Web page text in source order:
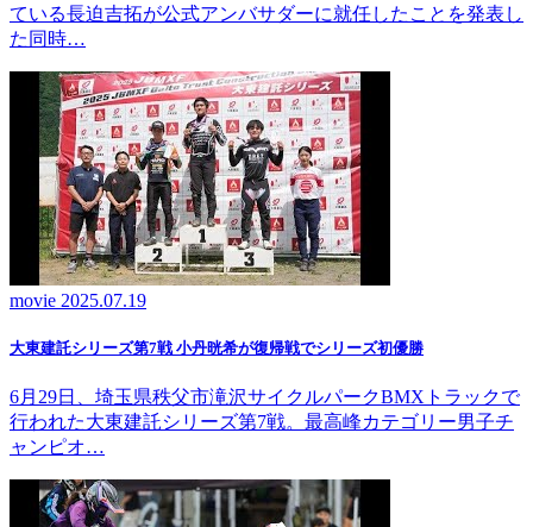
ている長迫吉拓が公式アンバサダーに就任したことを発表し
た同時…
movie 2025.07.19
大東建託シリーズ第7戦 ⼩丹晄希が復帰戦でシリーズ初優勝
6月29日、埼玉県秩父市滝沢サイクルパークBMXトラックで
行われた大東建託シリーズ第7戦。最高峰カテゴリー男子チ
ャンピオ…